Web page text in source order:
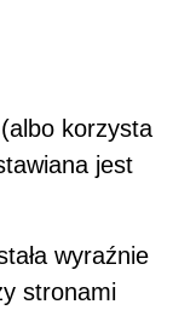
korzysta
jest
wyraźnie
stronami